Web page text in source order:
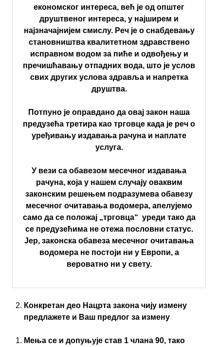
економског интереса, већ је од општег
друштвеног интереса, у најширем и
најзначајнијем смислу. Реч је о снабдевању
становништва квалитетном здравствено
исправном водом за пиће и одвођењу и
пречишћавању отпадних вода, што је услов
свих других услова здравља и напретка
друштва.
Потпуно је оправдано да овај закон наша
предузећа третира као трговце када је реч о
уређивању издавања рачуна и наплате
услуга.
У вези са обавезом месечног издавања
рачуна, која у нашем случају оваквим
законским решењем подразумева обавезу
месечног очитавања водомера, апелујемо
само да се положај „трговца“ уреди тако да
се предузећима не отежа пословни статус.
Јер, законска обавеза месечног очитавања
водомера не постоји ни у Европи, а
вероватно ни у свету.
Конкретан део Нацрта закона чију измену
предлажете и Ваш предлог за измену
Мења се и допуњује став 1 члана 90, тако